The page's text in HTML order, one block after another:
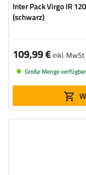
Inter Pack Virgo IR
(schwarz)
109,99 €inkl. MwSt
Große Menge verfügbar